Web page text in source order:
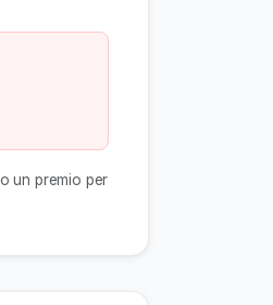
un premio per